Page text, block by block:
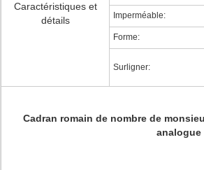
Caractéristiques et
détails
Imperméable:
Forme:
Surligner:
Cadran romain de nombre de
analogue